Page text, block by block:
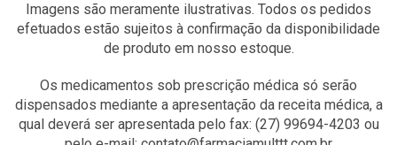
Imagens são meramente ilustrativas. Todos os pedidos
efetuados estão sujeitos à confirmação da disponibilidade
de produto em nosso estoque.
Os medicamentos sob prescrição médica só serão
dispensados mediante a apresentação da receita médica, a
qual deverá ser apresentada pelo fax: (27) 99694-4203 ou